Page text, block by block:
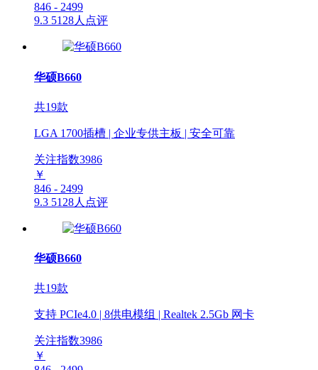
846 - 2499
9.3 5128人点评
华硕B660
共19款
LGA 1700插槽 | 企业专供主板 | 安全可靠
关注指数3986
￥
846 - 2499
9.3 5128人点评
华硕B660
共19款
支持 PCIe4.0 | 8供电模组 | Realtek 2.5Gb 网卡
关注指数3986
￥